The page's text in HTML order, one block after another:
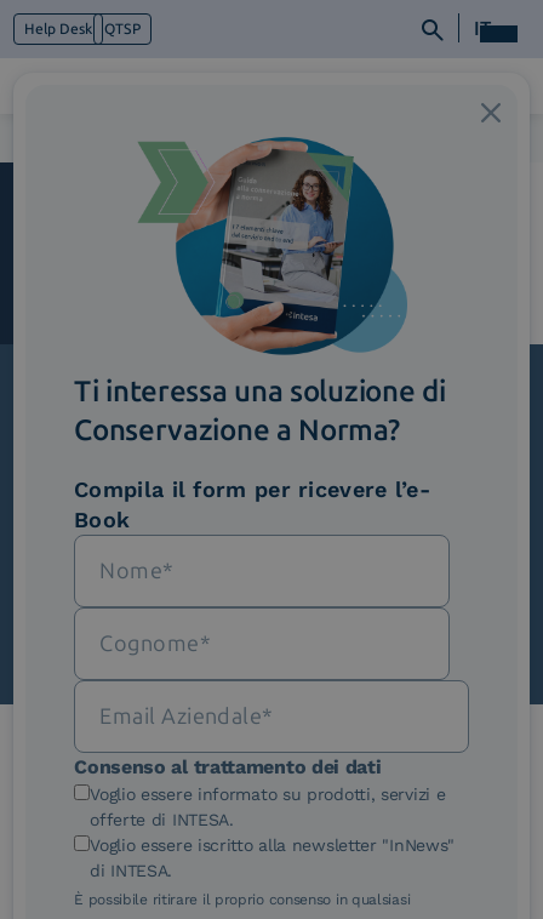
Help Desk QTSP IT
Cosa facciamo
Monarch_PaginaPiattaforme
Iscriviti alla newsletter
Novità, iniziative ed eventi dal mondo della
trasformazione digitale.
Scopri InNews
Le nostre certificazioni
Ti interessa una soluzione di
Conservazione a Norma?
Compila il form per ricevere l’e-
Book
Consenso al trattamento dei dati
Voglio essere informato su prodotti, servizi e
offerte di INTESA.
Voglio essere iscritto alla newsletter "InNews"
di INTESA.
È possibile ritirare il proprio consenso in qualsiasi